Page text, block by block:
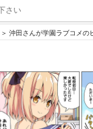
沖田さんが学園ラブコメの